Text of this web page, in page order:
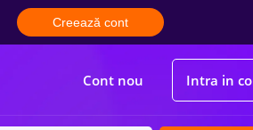
Creează cont
Cont nou Intra in